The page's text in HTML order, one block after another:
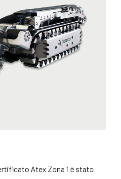
Atex Zona 1 è stato